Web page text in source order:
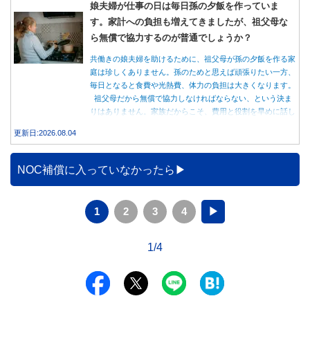
娘夫婦が仕事の日は毎日孫の夕飯を作っていま
す。家計への負担も増えてきましたが、祖父母な
ら無償で協力するのが普通でしょうか？
共働きの娘夫婦を助けるために、祖父母が孫の夕飯を作る家
庭は珍しくありません。孫のためと思えば頑張りたい一方、
毎日となると食費や光熱費、体力の負担は大きくなります。
祖父母だから無償で協力しなければならない、という決ま
りはありません。家族だからこそ、費用と役割を早めに話し
更新日:2026.08.04
NOC補償に入っていなかったら
1 2 3 4 ▶
1/4